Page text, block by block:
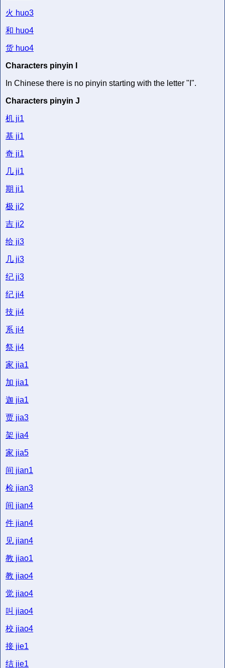
火 huo3
和 huo4
货 huo4
Characters pinyin I
In Chinese there is no pinyin starting with the letter "I".
Characters pinyin J
机 ji1
基 ji1
奇 ji1
几 ji1
期 ji1
极 ji2
吉 ji2
给 ji3
几 ji3
纪 ji3
纪 ji4
技 ji4
系 ji4
祭 ji4
家 jia1
加 jia1
迦 jia1
贾 jia3
架 jia4
家 jia5
间 jian1
检 jian3
间 jian4
件 jian4
见 jian4
教 jiao1
教 jiao4
觉 jiao4
叫 jiao4
校 jiao4
接 jie1
结 jie1